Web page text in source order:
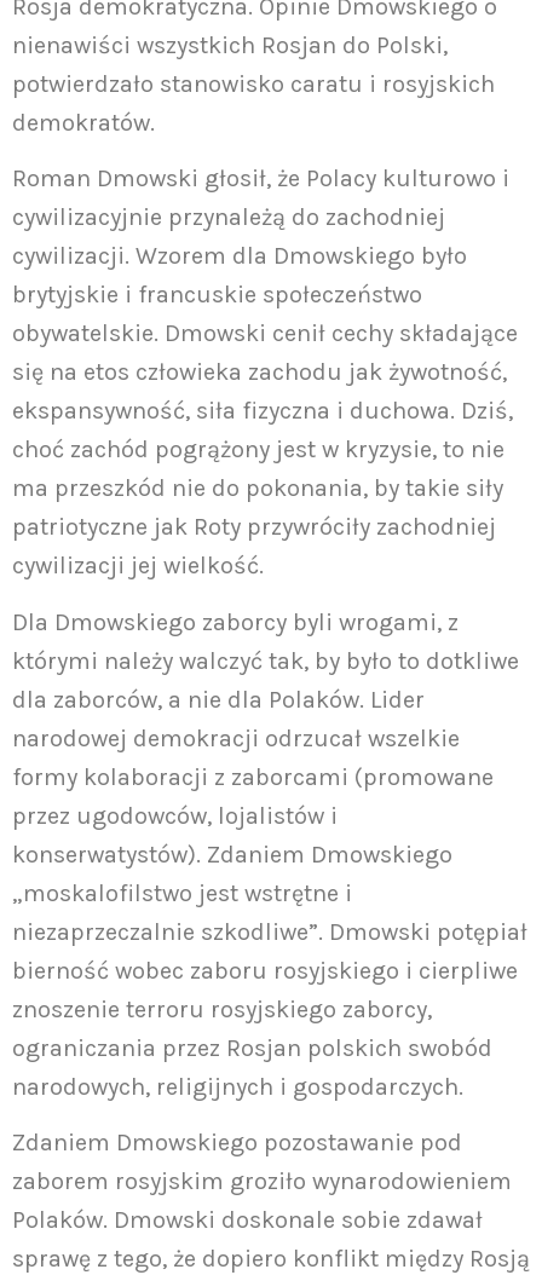
Rosja demokratyczna. Opinie Dmowskiego o
nienawiści wszystkich Rosjan do Polski,
potwierdzało stanowisko caratu i rosyjskich
demokratów.
Roman Dmowski głosił, że Polacy kulturowo i
cywilizacyjnie przynależą do zachodniej
cywilizacji. Wzorem dla Dmowskiego było
brytyjskie i francuskie społeczeństwo
obywatelskie. Dmowski cenił cechy składające
się na etos człowieka zachodu jak żywotność,
ekspansywność, siła fizyczna i duchowa. Dziś,
choć zachód pogrążony jest w kryzysie, to nie
ma przeszkód nie do pokonania, by takie siły
patriotyczne jak Roty przywróciły zachodniej
cywilizacji jej wielkość.
Dla Dmowskiego zaborcy byli wrogami, z
którymi należy walczyć tak, by było to dotkliwe
dla zaborców, a nie dla Polaków. Lider
narodowej demokracji odrzucał wszelkie
formy kolaboracji z zaborcami (promowane
przez ugodowców, lojalistów i
konserwatystów). Zdaniem Dmowskiego
„moskalofilstwo jest wstrętne i
niezaprzeczalnie szkodliwe”. Dmowski potępiał
bierność wobec zaboru rosyjskiego i cierpliwe
znoszenie terroru rosyjskiego zaborcy,
ograniczania przez Rosjan polskich swobód
narodowych, religijnych i gospodarczych.
Zdaniem Dmowskiego pozostawanie pod
zaborem rosyjskim groziło wynarodowieniem
Polaków. Dmowski doskonale sobie zdawał
sprawę z tego, że dopiero konflikt między Rosją